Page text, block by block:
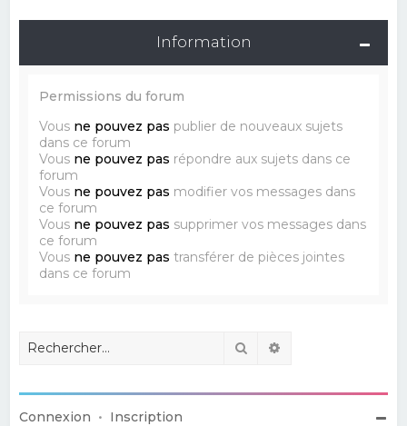
Information
Permissions du forum
Vous ne pouvez pas publier de nouveaux sujets
dans ce forum
Vous ne pouvez pas répondre aux sujets dans ce
forum
Vous ne pouvez pas modifier vos messages dans
ce forum
Vous ne pouvez pas supprimer vos messages dans
ce forum
Vous ne pouvez pas transférer de pièces jointes
dans ce forum
Rechercher
Connexion • Inscription